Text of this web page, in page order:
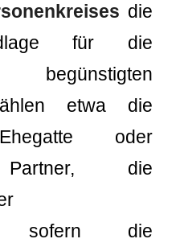
die
für die
etwa die
oder
Partner, die
sofern die